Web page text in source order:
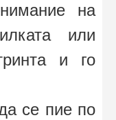
на
или
и го
се пие по